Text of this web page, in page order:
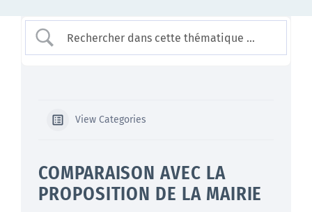
Piloter un réseau
View Categories
COMPARAISON AVEC LA
PROPOSITION DE LA MAIRIE